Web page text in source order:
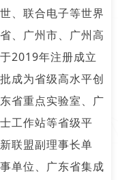
、联合电子等世界
、广州市、广州高
2019年注册成立
成为省级高水平创
省重点实验室、广
工作站等省级平
联盟副理事长单
单位、广东省集成